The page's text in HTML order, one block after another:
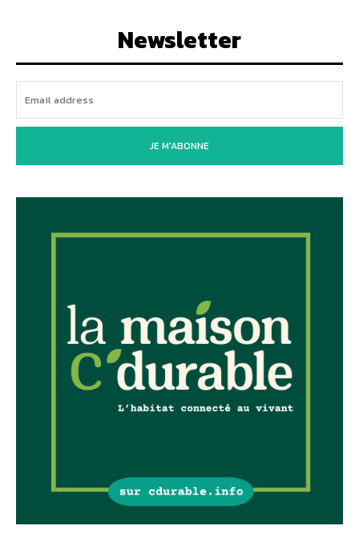
Newsletter
JE M'ABONNE